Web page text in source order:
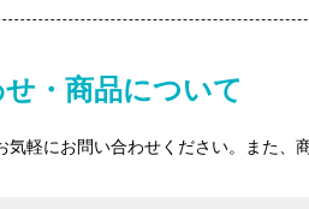
・商品について
気軽にお問い合わせください。また、